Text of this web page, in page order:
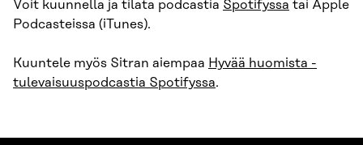
Voit kuunnella ja tilata podcastia Spotifyssa tai Apple
Podcasteissa (iTunes).
Kuuntele myös Sitran aiempaa Hyvää huomista -
tulevaisuuspodcastia Spotifyssa.